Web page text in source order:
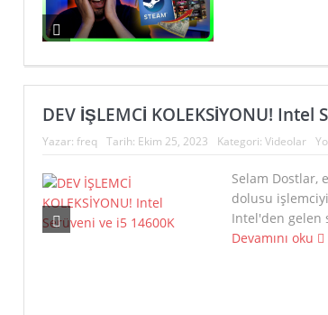
DEV İŞLEMCİ KOLEKSİYONU!
Yazar: freq Tarih: Ekim 25, 2023 Kategori: Videolar
Selam Dostlar,
dolusu
Intel'den gelen
Devamını oku